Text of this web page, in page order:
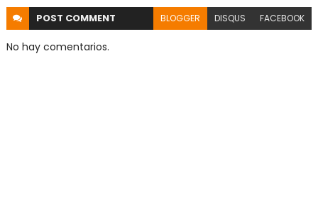
POST COMMENT BLOGGER DISQUS FACEBOOK
No hay comentarios.